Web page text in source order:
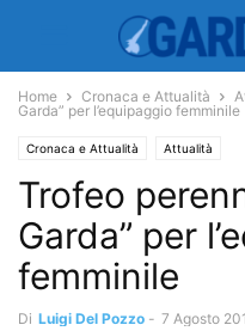
Home Cronaca e Attualità
Garda” per l’equipaggio femminile
Cronaca e Attualità Attualità
Trofeo
Garda” per
femminile
Di Luigi Del Pozzo - 7 Agosto